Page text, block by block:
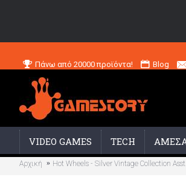
Πάνω από 20000 προϊόντα! Blog
VIDEO GAMES TECH
Αρχική Hot Wheels - Silver Vintage Collection